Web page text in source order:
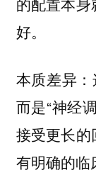
好。
本质差异：
而是“神经
接受更长
有明确的临